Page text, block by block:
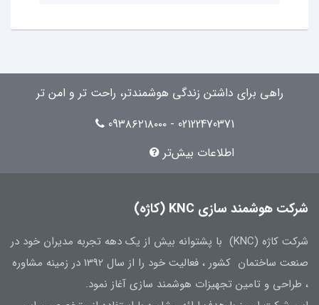
راهی برای داشتن زندگی هوشمندتر، راحت تر و امن تر
02122470371 - 09۳۸۶۲۱۸۰۰۰
اطلاعات بیش‌تر
شرکت هوشمند سازی KNC (کاژه)
شرکت کاژه (KNC) با پشتوانه بیش از یک دهه تجربه مدیران خود در
صنعت ساختمان کشور ، فعالیت خود را از سال 1392 در زمینه مشاوره
، طراحی و تامین تجهیزات هوشمند سازی آغاز نمود.